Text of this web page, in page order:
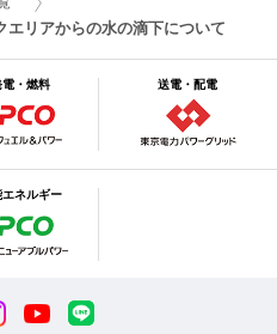
リアからの水の滴下について
電・燃料 送電・配電
エネルギー